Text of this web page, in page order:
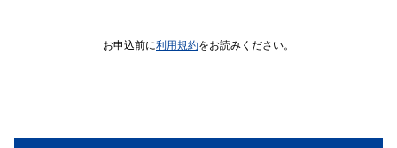
お申込前に利用規約をお読みください。